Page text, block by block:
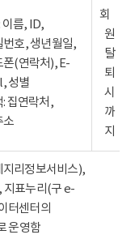
이름, ID,
번호, 생년월일,
폰(연락처), E-
성별
: 집연락처,
소
회
원
탈
퇴
시
까
지
리정보서비스),
지표누리(구 e-
터센터의
운영함